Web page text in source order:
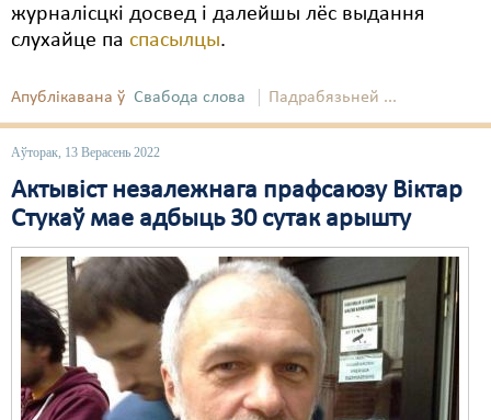
журналісцкі досвед і далейшы лёс выдання
слухайце па спасылцы.
Апублікавана ў Свабода слова Падрабязьней ...
Аўторак, 13 Верасень 2022
Актывіст незалежнага прафсаюзу Віктар
Стукаў мае адбыць 30 сутак арышту